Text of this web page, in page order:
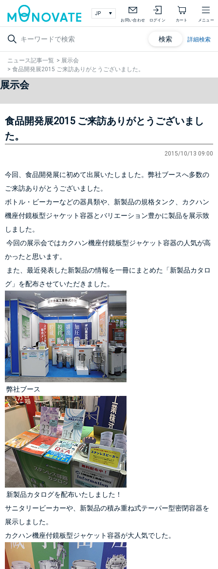
お問い合わせ ログイン カート メニュー
検索 詳細検索
ニュース記事一覧 > 展示会
> 食品開発展2015 ご来訪ありがとうございました。
展示会
食品開発展2015 ご来訪ありがとうございまし
た。
2015/10/13 09:00
今回、食品開発展に初めて出展いたしました。弊社ブースへ多数の
ご来訪ありがとうございました。
ボトル・ビーカーなどの器具類や、新製品の規格タンク、カクハン
機座付鏡板型ジャケット容器とバリエーション豊かに製品を展示致
しました。
かったと思います。
グ」を配布させていただきました。
弊社ブース
新製品カタログを配布いたしました！
サニタリービーカーや、新製品の積み重ね式テーパー型密閉容器を
展示しました。
カクハン機座付鏡板型ジャケット容器が大人気でした。